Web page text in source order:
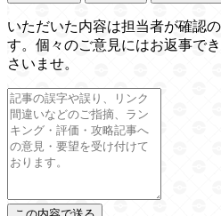
いただいた内容は担当者が確認
す。個々のご意見にはお返事で
さいませ。